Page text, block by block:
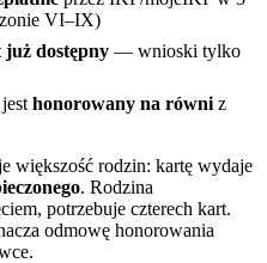
VI–IX)
już dostępny — wnioski tylko
honorowany na równi z
większość rodzin: kartę wydaje
. Rodzina
potrzebuje czterech kart.
odmowę honorowania